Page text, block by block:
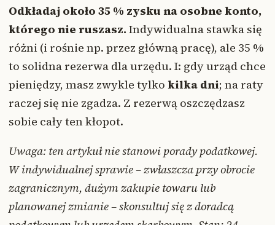
Odkładaj około 35 % zysku na osobne konto,
którego nie ruszasz. Indywidualna stawka się
różni (i rośnie np. przez główną pracę), ale 35 %
to solidna rezerwa dla urzędu. I: gdy urząd chce
pieniędzy, masz zwykle tylko kilka dni; na raty
raczej się nie zgadza. Z rezerwą oszczędzasz
sobie cały ten kłopot.
Uwaga: ten artykuł nie stanowi porady podatkowej.
W indywidualnej sprawie – zwłaszcza przy obrocie
zagranicznym, dużym zakupie towaru lub
planowanej zmianie – skonsultuj się z doradcą